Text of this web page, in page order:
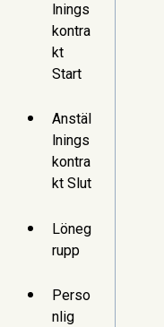
lnings
kontra
kt
Start
Anstäl
lnings
kontra
kt Slut
Löneg
rupp
Perso
nlig